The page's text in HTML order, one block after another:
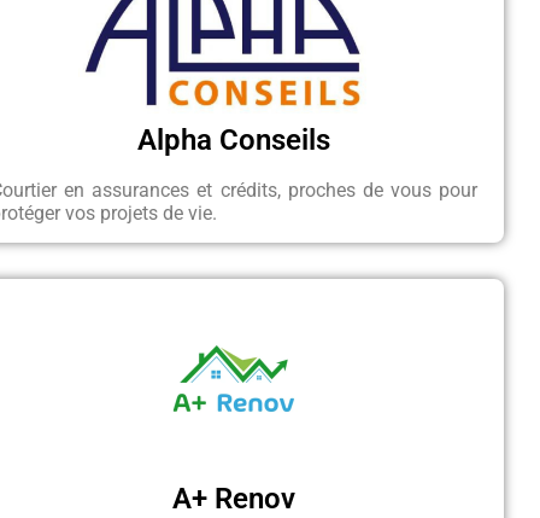
Alpha Conseils
en assurances et crédits, proches de vous pour
vos projets de vie.
A+ Renov